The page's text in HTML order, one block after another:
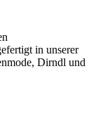
in unserer
Dirndl und